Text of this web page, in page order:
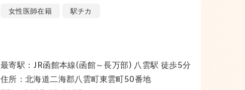
女性医師在籍 駅チカ
最寄駅：JR函館本線(函館～長万部) 八雲駅 徒歩5分
住所：北海道二海郡八雲町東雲町50番地